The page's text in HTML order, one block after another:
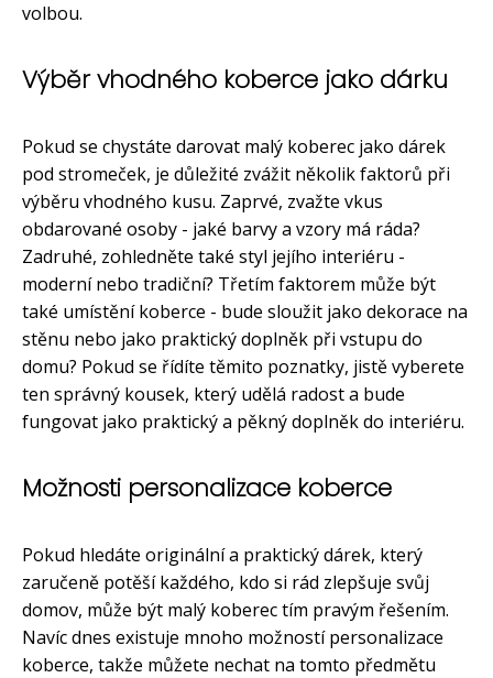
volbou.
Výběr vhodného koberce jako dárku
Pokud se chystáte darovat malý koberec jako dárek
pod stromeček, je důležité zvážit několik faktorů při
výběru vhodného kusu. Zaprvé, zvažte vkus
obdarované osoby - jaké barvy a vzory má ráda?
Zadruhé, zohledněte také styl jejího interiéru -
moderní nebo tradiční? Třetím faktorem může být
také umístění koberce - bude sloužit jako dekorace na
stěnu nebo jako praktický doplněk při vstupu do
domu? Pokud se řídíte těmito poznatky, jistě vyberete
ten správný kousek, který udělá radost a bude
fungovat jako praktický a pěkný doplněk do interiéru.
Možnosti personalizace koberce
Pokud hledáte originální a praktický dárek, který
zaručeně potěší každého, kdo si rád zlepšuje svůj
domov, může být malý koberec tím pravým řešením.
Navíc dnes existuje mnoho možností personalizace
koberce, takže můžete nechat na tomto předmětu